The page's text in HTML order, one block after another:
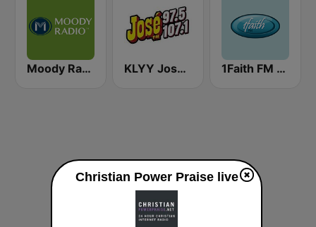
Moody Radio Praise & Worship KLYY José 97.5 y 107.1 1Faith FM - Christian Hits
Christian Power Praise live